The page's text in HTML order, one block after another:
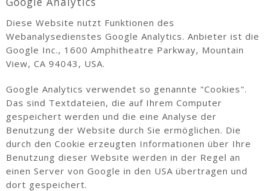
Diese Website nutzt Funktionen des
Webanalysedienstes Google Analytics. Anbieter ist die
Google Inc., 1600 Amphitheatre Parkway, Mountain
View, CA 94043, USA.
Google Analytics verwendet so genannte "Cookies".
Das sind Textdateien, die auf Ihrem Computer
gespeichert werden und die eine Analyse der
Benutzung der Website durch Sie ermöglichen. Die
durch den Cookie erzeugten Informationen über Ihre
Benutzung dieser Website werden in der Regel an
einen Server von Google in den USA übertragen und
dort gespeichert.